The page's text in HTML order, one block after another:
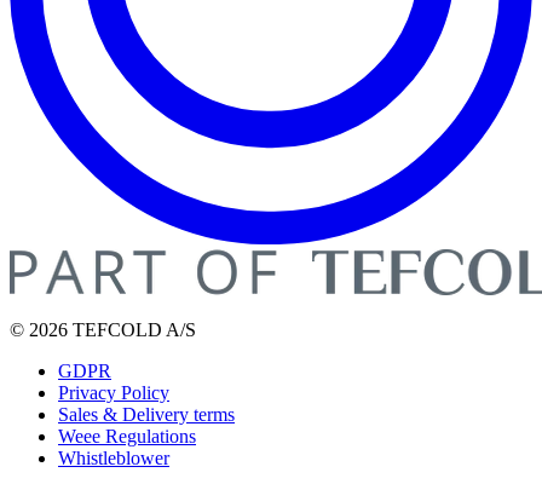
© 2026 TEFCOLD A/S
GDPR
Privacy Policy
Sales & Delivery terms
Weee Regulations
Whistleblower